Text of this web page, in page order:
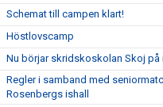
Schemat till campen klart!
Höstlovscamp
Nu börjar skridskoskolan Skoj på
Regler i samband med
Rosenbergs ishall